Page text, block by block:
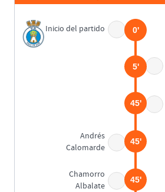
Inicio del partido 0'
5'
45'
Andrés
Calomarde
45'
Chamorro
Albalate
45'